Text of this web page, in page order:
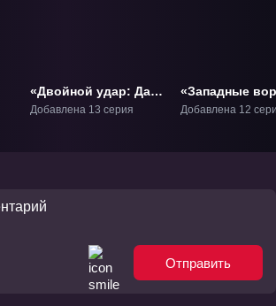
«Двойной удар: Даг
и Кирилл» ТВ-1
Добавлена 13 серия
«Западные
парка
Добавлена 12
Отправить